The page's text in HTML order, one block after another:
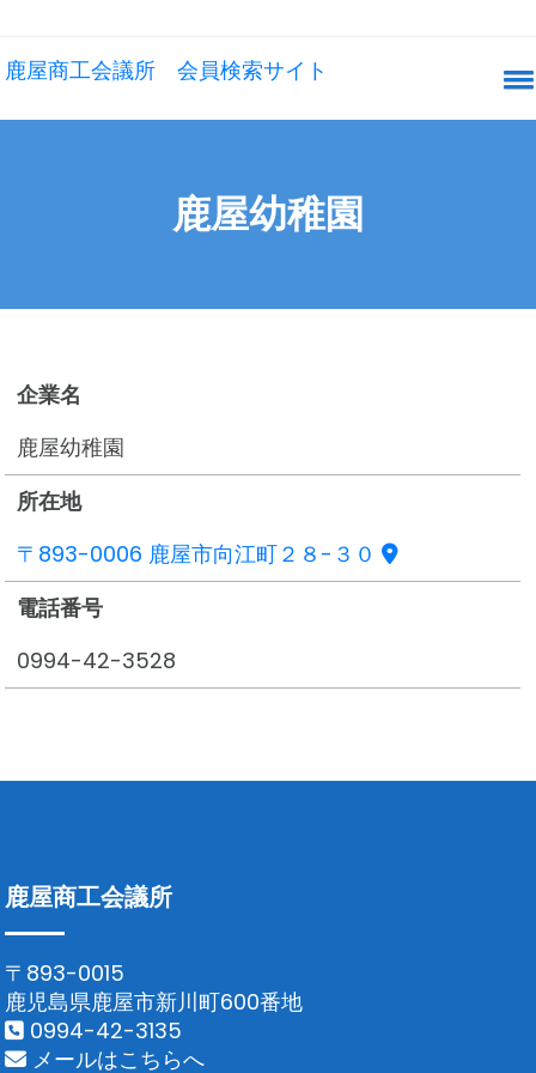
鹿屋商工会議所 会員検索サイト
鹿屋幼稚園
企業名
鹿屋幼稚園
所在地
〒893-0006 鹿屋市向江町２８-３０
電話番号
0994-42-3528
鹿屋商工会議所
〒893-0015
鹿児島県鹿屋市新川町600番地
0994-42-3135
メールはこちらへ